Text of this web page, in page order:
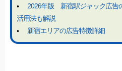
2026年版 新宿駅ジャック広告
活用法も解説
新宿エリアの広告特徴詳細